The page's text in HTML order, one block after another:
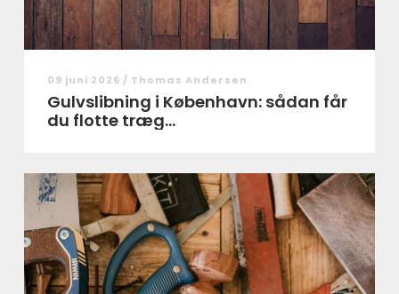
09 juni 2026 / Thomas Andersen
Gulvslibning i København: sådan får
du flotte træg...